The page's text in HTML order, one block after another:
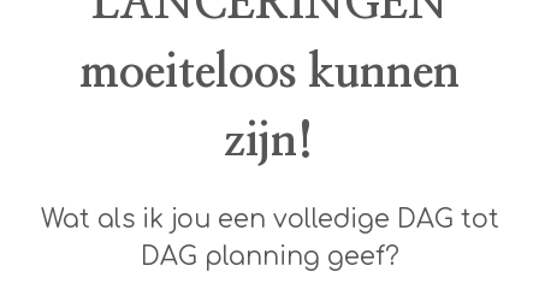
moeiteloos kunnen
zijn!
Wat als ik jou een volledige DAG tot
DAG planning geef?